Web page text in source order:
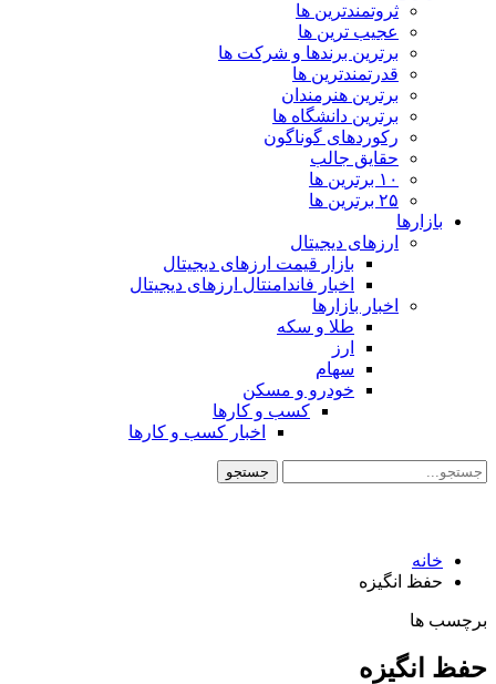
ثروتمندترین ها
عجیب ترین ها
برترین برندها و شرکت ها
قدرتمندترین ها
برترین هنرمندان
برترین دانشگاه ها
رکوردهای گوناگون
حقایق جالب
۱۰ برترین ها
۲۵ برترین ها
بازارها
ارزهای دیجیتال
بازار قیمت ارزهای دیجیتال
اخبار فاندامنتال ارزهای دیجیتال
اخبار بازارها
طلا و سکه
ارز
سهام
خودرو و مسکن
کسب و کارها
اخبار کسب و کارها
خانه
حفظ انگیزه
برچسب ها
حفظ انگیزه